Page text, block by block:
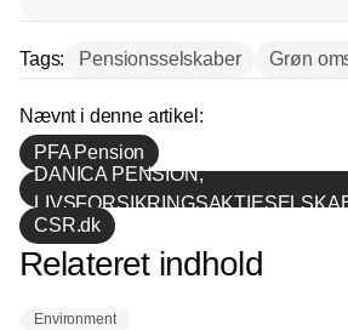
Tags: Pensionsselskaber Grøn
Nævnt i denne artikel:
PFA Pension
DANICA PENSION,
CSR.dk
Annonce
Relateret indhold
Environment